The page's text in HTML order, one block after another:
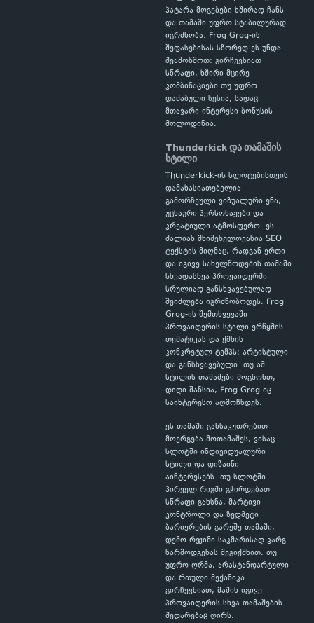
პატარა მოგებები ხშირად ჩანს
და თამაში უფრო სტაბილურად
იგრძნობა. Frog Grog-ის
შეფასებისას სწორედ ეს უნდა
შეამოწმოთ: გირჩევნიათ
სწრაფი, ხშირი მცირე
კომბინაციები თუ უფრო
დაძაბული სესია, სადაც
მთავარი ინტერესი ბონუსის
მოლოდინია.
Thunderkick და თამაშის
სტილი
Thunderkick-ის სლოტებისთვის
დამახასიათებელია
გამორჩეული ვიზუალური ენა,
უცნაური პერსონაჟები და
კრეატიული ატმოსფერო. ეს
ძალიან მნიშვნელოვანია SEO
ტექსტის მიღმაც, რადგან ერთი
და იგივე სახელწოდების თამაში
სხვადასხვა პროვაიდერში
სრულიად განსხვავებულად
შეიძლება იგრძნობოდეს. Frog
Grog-ის შემთხვევაში
პროვაიდერის სტილი ერწყმის
თემატიკას და ქმნის
კონკრეტულ ტემპს: არტისტული
და განსხვავებული. თუ ამ
სტილის თამაშები მოგწონთ,
დიდი შანსია, Frog Grog-იც
საინტერესო აღმოჩნდეს.
ეს თამაში განსაკუთრებით
მოერგება მოთამაშეს, ვისაც
სლოტში ინდივიდუალური
სტილი და დიზაინი
აინტერესებს. თუ სლოტში
პირველ რიგში გჭირდებათ
სწრაფი გახსნა, მარტივი
კონტროლი და ზედმეტი
ბარიერების გარეშე თამაში,
დემო რეჟიმი საკმარისად კარგ
წარმოდგენას შეგიქმნით. თუ
უფრო ღრმა, არასტანდარტული
და რთული მექანიკა
გირჩევნიათ, მაშინ იგივე
პროვაიდერის სხვა თამაშების
შედარებაც ღირს.